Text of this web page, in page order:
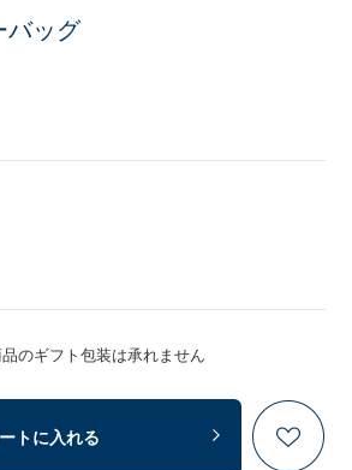
バッグ
品のギフト包装は承れません
トに入れる